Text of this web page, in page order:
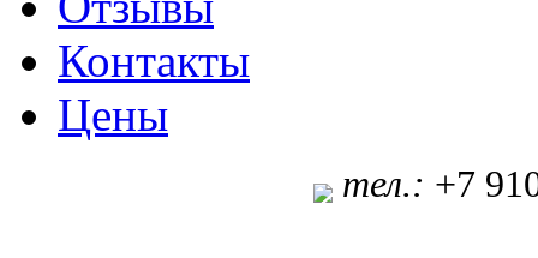
Контакты
Цены
тел.: +7